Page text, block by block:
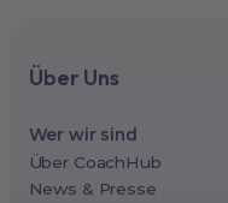
Über Uns
Wer wir sind
Über CoachHub
News & Presse